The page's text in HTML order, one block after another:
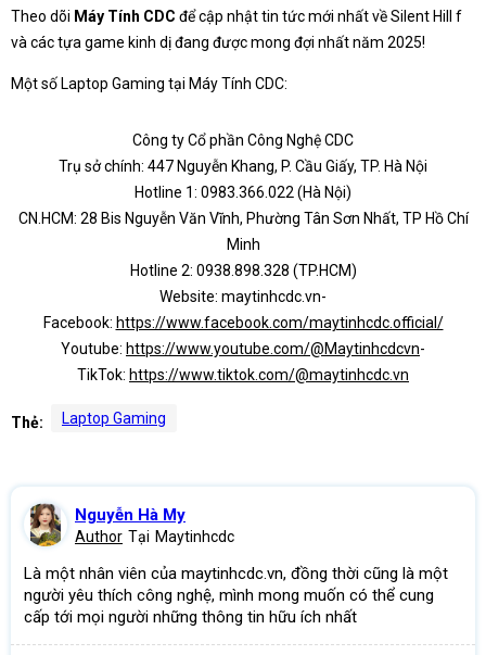
Theo dõi Máy Tính CDC để cập nhật tin tức mới nhất về Silent Hill f
và các tựa game kinh dị đang được mong đợi nhất năm 2025!
Một số Laptop Gaming tại Máy Tính CDC:
Công ty Cổ phần Công Nghệ CDC
Trụ sở chính: 447 Nguyễn Khang, P. Cầu Giấy, TP. Hà Nội
Hotline 1: 0983.366.022 (Hà Nội)
CN.HCM: 28 Bis Nguyễn Văn Vĩnh, Phường Tân Sơn Nhất, TP Hồ Chí
Minh
Hotline 2: 0938.898.328 (TP.HCM)
Website: maytinhcdc.vn-
Facebook: https://www.facebook.com/maytinhcdc.official/
Youtube: https://www.youtube.com/@Maytinhcdcvn-
TikTok: https://www.tiktok.com/@maytinhcdc.vn
Thẻ: Laptop Gaming
Nguyễn Hà My
Author Tại Maytinhcdc
Là một nhân viên của maytinhcdc.vn, đồng thời cũng là một
người yêu thích công nghệ, mình mong muốn có thể cung
cấp tới mọi người những thông tin hữu ích nhất